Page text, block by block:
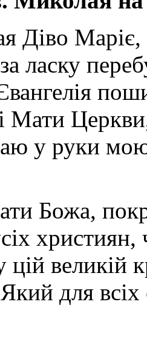
Діво
ласку
Мати
у руки
Божа,
християн,
цій великій
Який для